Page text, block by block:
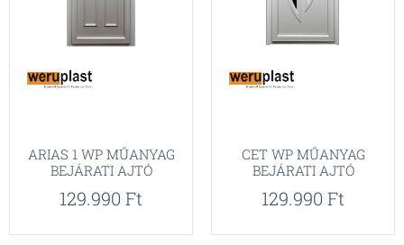
ARIAS 1 WP MŰANYAG
BEJÁRATI AJTÓ
129.990 Ft
CET WP MŰANYAG
BEJÁRATI AJTÓ
129.990 Ft